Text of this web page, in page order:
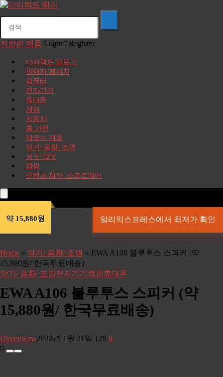
저장된 제품 Login / Register
다이렉트 블로그
판매자 페이지
컴퓨터
전자기기
휴대폰
게임
자동차
홈 가전
재밌는 제품
악기/ 음향/ 조명
공구/ DIY
캠핑
콘텐츠 제작/ 소프트웨어
약 15,880원 알리익스프레스에서 최저가 확인
Home » 악기/ 음향/ 조명 » EWA A106 블루투스 스피커 (약
15,880원/ 한국무료배송)
악기/ 음향/ 조명전자기기 캠핑휴대폰
EWA A106 블루투스 스피커 (약
15,880원/ 한국무료배송)
Direct:way 2022년 1월 21일 128 0
0